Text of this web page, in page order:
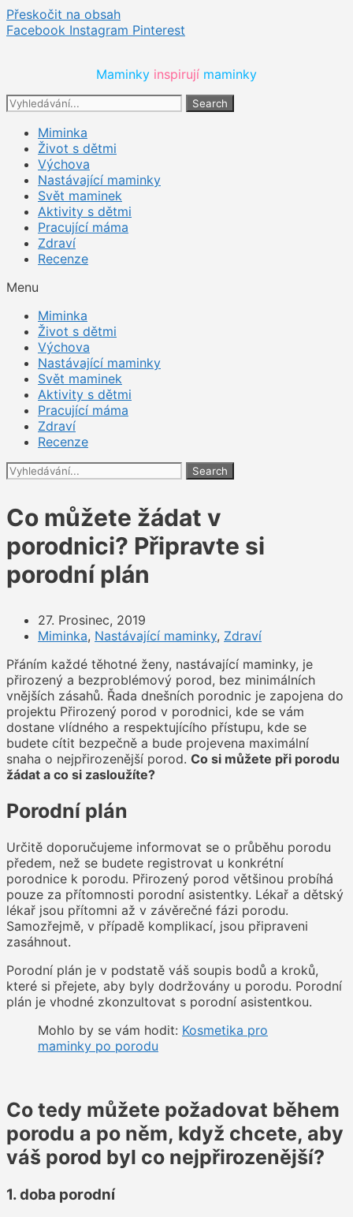
Přeskočit na obsah
Facebook Instagram Pinterest
Maminky inspirují maminky
Search
Miminka
Život s dětmi
Výchova
Nastávající maminky
Svět maminek
Aktivity s dětmi
Pracující máma
Zdraví
Recenze
Menu
Miminka
Život s dětmi
Výchova
Nastávající maminky
Svět maminek
Aktivity s dětmi
Pracující máma
Zdraví
Recenze
Search
Co můžete žádat v
porodnici? Připravte si
porodní plán
27. Prosinec, 2019
Miminka, Nastávající maminky, Zdraví
Přáním každé těhotné ženy, nastávající maminky, je
přirozený a bezproblémový porod, bez minimálních
vnějších zásahů. Řada dnešních porodnic je zapojena do
projektu Přirozený porod v porodnici, kde se vám
dostane vlídného a respektujícího přístupu, kde se
budete cítit bezpečně a bude projevena maximální
snaha o nejpřirozenější porod. Co si můžete při porodu
žádat a co si zasloužíte?
Porodní plán
Určitě doporučujeme informovat se o průběhu porodu
předem, než se budete registrovat u konkrétní
porodnice k porodu. Přirozený porod většinou probíhá
pouze za přítomnosti porodní asistentky. Lékař a dětský
lékař jsou přítomni až v závěrečné fázi porodu.
Samozřejmě, v případě komplikací, jsou připraveni
zasáhnout.
Porodní plán je v podstatě váš soupis bodů a kroků,
které si přejete, aby byly dodržovány u porodu. Porodní
plán je vhodné zkonzultovat s porodní asistentkou.
Mohlo by se vám hodit: Kosmetika pro
maminky po porodu
Co tedy můžete požadovat během
porodu a po něm, když chcete, aby
váš porod byl co nejpřirozenější?
1. doba porodní